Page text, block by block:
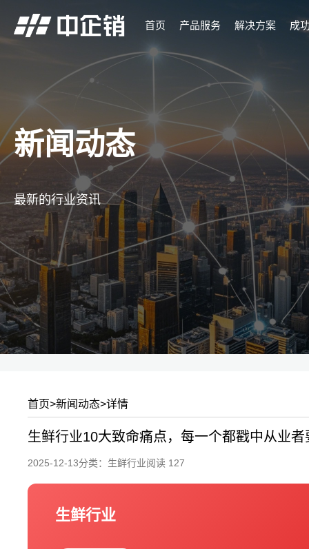
首页 产品服务 解决方案 成
新闻动态
最新的行业资讯
首页>新闻动态>详情
生鲜行业10大致命痛点，每一个都戳中从业者
2025-12-13分类： 生鲜行业阅读 127
生鲜行业